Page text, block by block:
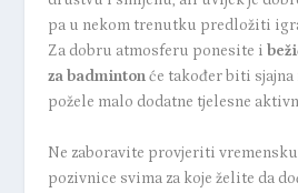
pa u nekom trenutku predložiti
Za dobru atmosferu ponesite i
za badmintonće također biti sjajna
požele malo dodatne tjelesne
Ne zaboravite provjeriti
pozivnice svima za koje želite da